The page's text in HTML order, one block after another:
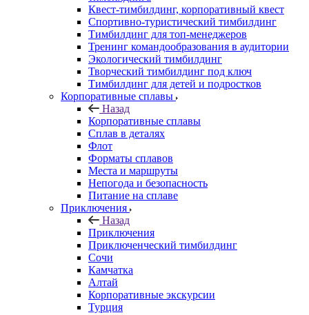
Квест-тимбилдинг, корпоративный квест
Спортивно-туристический тимбилдинг
Тимбилдинг для топ-менеджеров
Тренинг командообразования в аудитории
Экологический тимбилдинг
Творческий тимбилдинг под ключ
Тимбилдинг для детей и подростков
Корпоративные сплавы
Назад
Корпоративные сплавы
Сплав в деталях
Флот
Форматы сплавов
Места и маршруты
Непогода и безопасность
Питание на сплаве
Приключения
Назад
Приключения
Приключенческий тимбилдинг
Сочи
Камчатка
Алтай
Корпоративные экскурсии
Турция